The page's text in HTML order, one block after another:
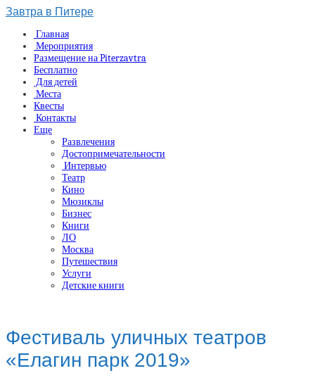
Завтра в Питере
Главная
Мероприятия
Размещение на Piterzavtra
Бесплатно
Для детей
Места
Квесты
Контакты
Еще
Развлечения
Достопримечательности
Интервью
Театр
Кино
Мюзиклы
Бизнес
Книги
ЛО
Москва
Путешествия
Услуги
Детские книги
Фестиваль уличных театров
«Елагин парк 2019»